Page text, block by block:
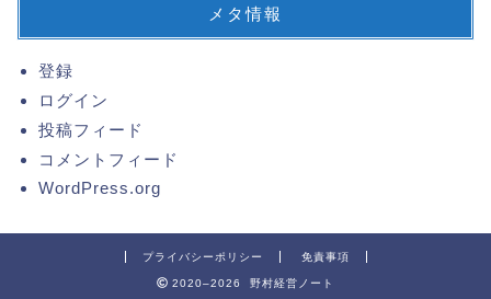
メタ情報
登録
ログイン
投稿フィード
コメントフィード
WordPress.org
プライバシーポリシー 免責事項
2020–2026 野村経営ノート